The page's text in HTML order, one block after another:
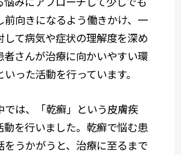
前向きになるよう働きかけ、一
して病気や症状の理解度を深め
者さんが治療に向かいやすい環
った活動を行っています。
では、「乾癬」という皮膚疾
動を行いました。乾癬で悩む患
をうかがうと、治療に至るまで